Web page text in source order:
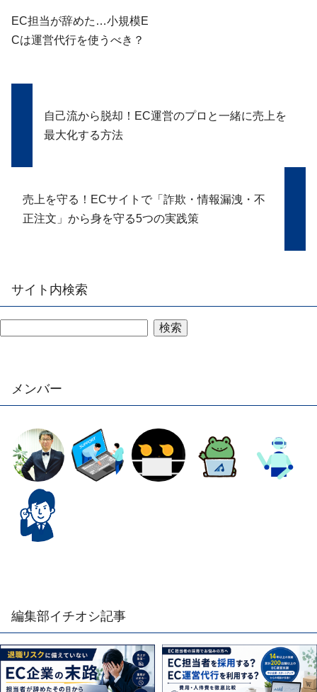
EC担当が辞めた…小規模E
Cは運営代行を使うべき？
自己流から脱却！EC運営のプロと一緒に売上を
最大化する方法
売上を守る！ECサイトで「詐欺・情報漏洩・不
正注文」から身を守る5つの実践策
サイト内検索
検索
メンバー
編集部イチオシ記事